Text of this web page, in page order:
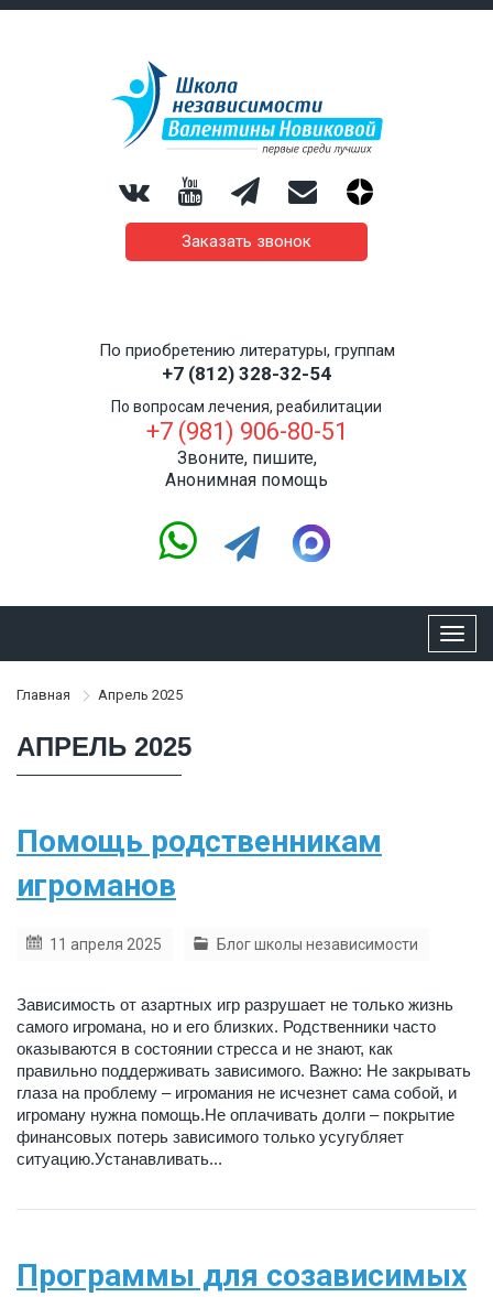
Заказать звонок
По приобретению литературы, группам
+7 (812) 328-32-54
По вопросам лечения, реабилитации
+7 (981) 906-80-51
Звоните, пишите,
Анонимная помощь
Главная Апрель 2025
АПРЕЛЬ 2025
Помощь родственникам
игроманов
11 апреля 2025 Блог школы независимости
Зависимость от азартных игр разрушает не только жизнь
самого игромана, но и его близких. Родственники часто
оказываются в состоянии стресса и не знают, как
правильно поддерживать зависимого. Важно: Не закрывать
глаза на проблему – игромания не исчезнет сама собой, и
игроману нужна помощь.Не оплачивать долги – покрытие
финансовых потерь зависимого только усугубляет
ситуацию.Устанавливать...
Программы для созависимых